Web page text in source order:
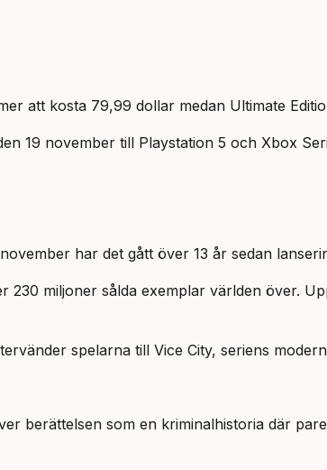
att kosta 79,99 dollar medan Ultimate
19 november till Playstation 5 och Xbox
har det gått över 13 år sedan
230 miljoner sålda exemplar världen över.
spelarna till Vice City, seriens
berättelsen som en kriminalhistoria där